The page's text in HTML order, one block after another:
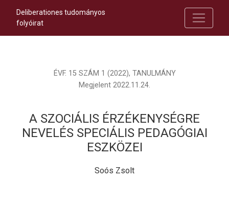
Deliberationes tudományos
folyóirat
ÉVF. 15 SZÁM 1 (2022), TANULMÁNY
A SZOCIÁLIS ÉRZÉKENYSÉGRE
NEVELÉS SPECIÁLIS PEDAGÓGIAI
ESZKÖZEI
Megjelent 2022.11.24.
Soós Zsolt